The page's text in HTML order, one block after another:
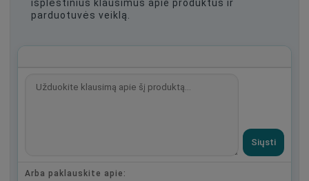
išplėstinius klausimus apie produktus ir
parduotuvės veiklą.
Siųsti
Arba paklauskite apie: